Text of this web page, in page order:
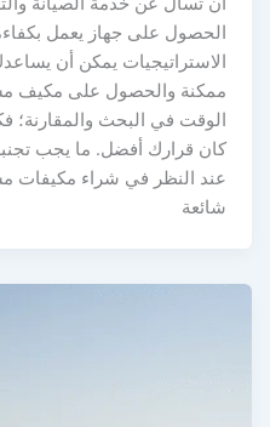
الحصول على جهاز يعمل
الاستراتيجيات يمكن أن
ممكنة والحصول على مكيف
الوقت في البحث والمقارنة؛
كان قرارك أفضل. ما يجب
عند النظر في شراء مكيفات
شائعة